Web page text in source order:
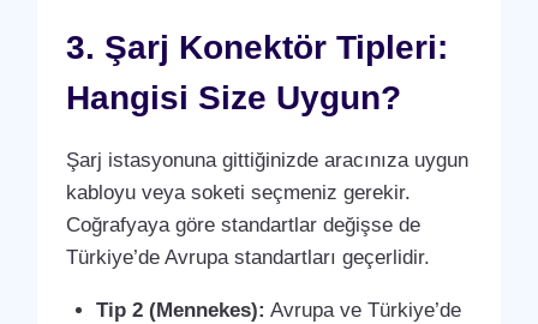
3. Şarj Konektör Tipleri:
Hangisi Size Uygun?
Şarj istasyonuna gittiğinizde aracınıza uygun
kabloyu veya soketi seçmeniz gerekir.
Coğrafyaya göre standartlar değişse de
Türkiye’de Avrupa standartları geçerlidir.
Tip 2 (Mennekes): Avrupa ve Türkiye’de